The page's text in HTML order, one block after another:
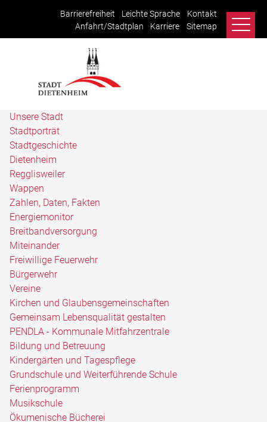
Barrierefreiheit Leichte Sprache
Kontakt
Anfahrt/Stadtplan
Karriere Sitemap
Unsere Stadt
Stadtporträt
Stadtgeschichte
Dietenheim
Regglisweiler
Wappen
Zahlen, Daten, Fakten
Energiemonitor
Breitbandversorgung
Miteinander
Freiwillige Feuerwehr
Bürgerwehr
Vereine
Kirchen und Glaubensgemeinschaften
Gemeinsam Lebensqualität gestalten
PENDLA - Kommunale Mitfahrzentrale
Bildung und Betreuung
Kindergärten und Tagespflege
Grundschule und Weiterführende Schule
Ferienprogramm
Musikschule
Ökumenische Bücherei